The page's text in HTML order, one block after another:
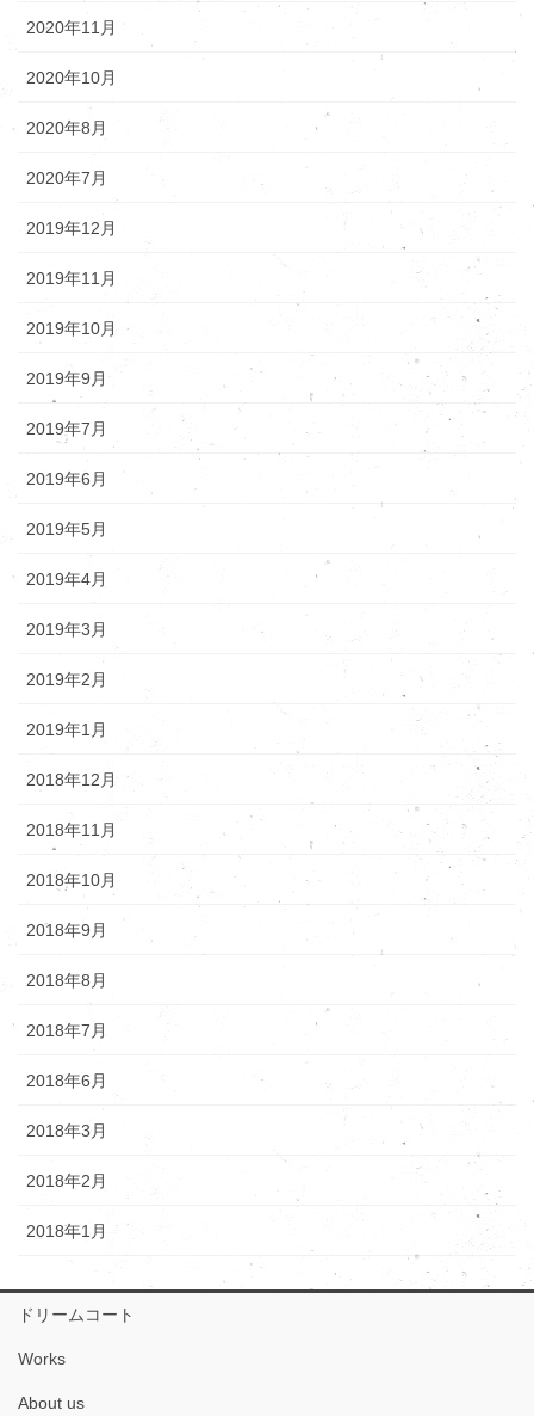
2020年11月
2020年10月
2020年8月
2020年7月
2019年12月
2019年11月
2019年10月
2019年9月
2019年7月
2019年6月
2019年5月
2019年4月
2019年3月
2019年2月
2019年1月
2018年12月
2018年11月
2018年10月
2018年9月
2018年8月
2018年7月
2018年6月
2018年3月
2018年2月
2018年1月
ドリームコート
Works
About us